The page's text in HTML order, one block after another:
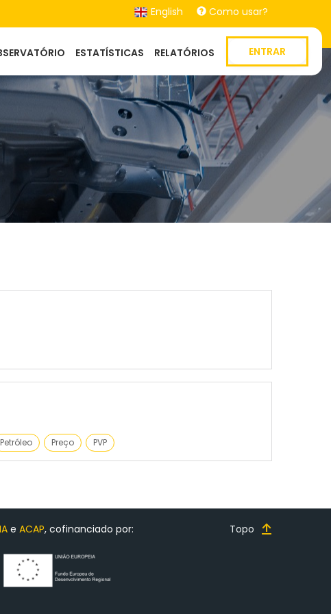
English Como usar?
ENTRAR
ESTATÍSTICAS RELATÓRIOS
Petróleo Preço PVP
e ACAP, cofinanciado por: Topo